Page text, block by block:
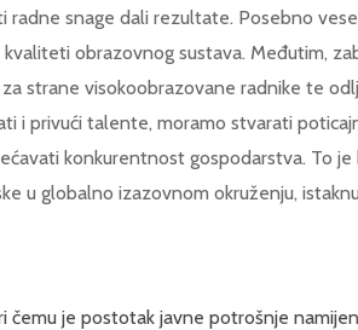
radne snage dali rezultate. Posebno
obrazovnog sustava. Međutim,
strane visokoobrazovane radnike te
i privući talente, moramo stvarati
konkurentnost gospodarstva. To je
u globalno izazovnom okruženju,
čemu je postotak javne potrošnje